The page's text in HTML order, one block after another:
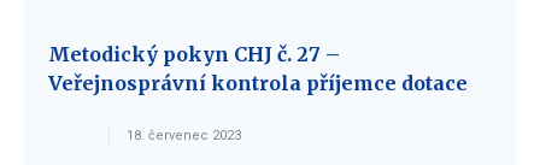
Metodický pokyn CHJ č. 27 –
Veřejnosprávní kontrola příjemce dotace
18. červenec 2023